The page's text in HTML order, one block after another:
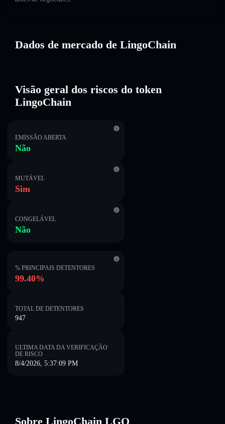
Dados de mercado de LingoChain
Visão geral dos riscos do token
LingoChain
EMISSÃO ABERTA
Não
MUTÁVEL
Sim
CONGELÁVEL
Não
% PRINCIPAIS DETENTORES
99.40%
TOTAL DE DETENTORES
947
ULTIMA DATA DA VERIFICAÇÃO
DE RISCO
8/4/2026, 5:37:09 PM
Sobre LingoChain LGO